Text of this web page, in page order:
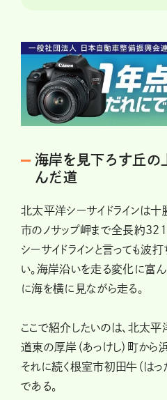
海岸を見下ろす丘の
んだ道
北太平洋シーサイドラインは
市のノサップ岬まで全長約
シーサイドラインと言っても波
い。海岸沿いを走る変化に富
に海を横に見ながら走る。
ここで紹介したいのは、北太平
道東の厚岸（あっけし）町か
それに続く根室市初田牛（は
である。